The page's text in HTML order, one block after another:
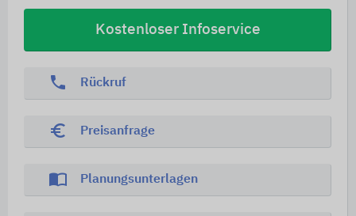
Kostenloser Infoservice
phone Rückruf
euro_symbol Preisanfrage
import_contacts Planungsunterlagen